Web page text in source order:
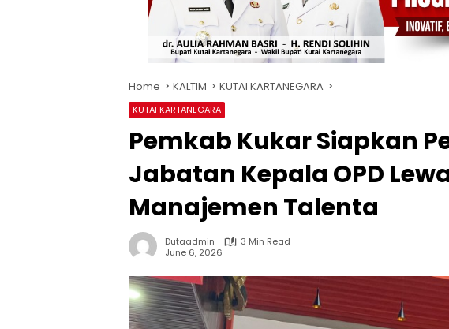
Home KALTIM KUTAI KARTANEGARA
KUTAI KARTANEGARA
Pemkab Kukar Siapkan
Jabatan Kepala OPD
Manajemen Talenta
Dutaadmin
3 Min Read
June 6, 2026